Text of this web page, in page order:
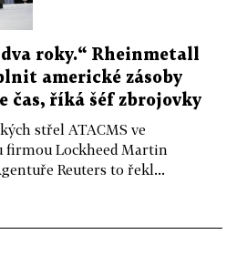
dva roky.“ Rheinmetall
americké zásoby
čas, říká šéf zbrojovky
střel ATACMS ve
firmou Lockheed Martin
Reuters to řekl...